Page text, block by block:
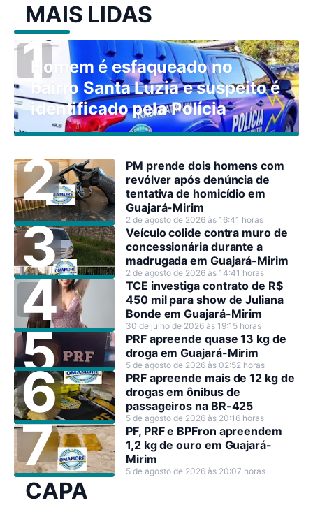
MAIS LIDAS
Homem é esfaqueado no
bairro Santa Luzia e suspeito é
identificado pela Polícia
PM prende dois homens com
revólver após denúncia de
tentativa de homicídio em
Guajará-Mirim
2 de agosto de 2026 às 16:41 horas
Veículo colide contra muro de
concessionária durante a
madrugada em Guajará-Mirim
2 de agosto de 2026 às 14:41 horas
TCE investiga contrato de R$
450 mil para show de Juliana
Bonde em Guajará-Mirim
30 de julho de 2026 às 19:15 horas
PRF apreende quase 13 kg de
droga em Guajará-Mirim
5 de agosto de 2026 às 02:52 horas
PRF apreende mais de 12 kg de
drogas em ônibus de
passageiros na BR-425
5 de agosto de 2026 às 20:16 horas
PF, PRF e BPFron apreendem
1,2 kg de ouro em Guajará-
Mirim
5 de agosto de 2026 às 20:07 horas
CAPA